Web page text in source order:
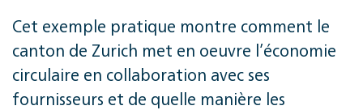
Cet exemple pratique montre comment le
canton de Zurich met en oeuvre l’économie
circulaire en collaboration avec ses
fournisseurs et de quelle manière les